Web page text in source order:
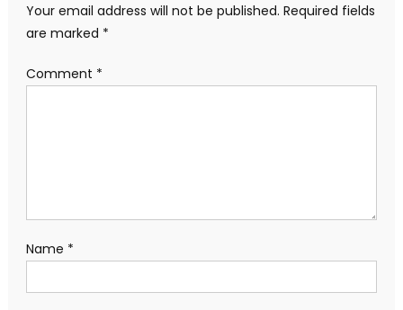
Your email address will not be published. Required fields
are marked *
Comment *
Name *